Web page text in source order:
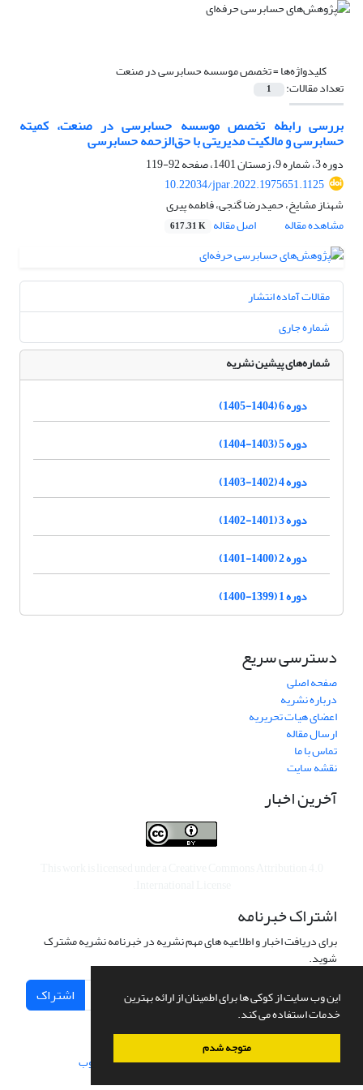
این وب سایت از کوکی ها برای اطمینان از ارائه بهترین
خدمات استفاده می کند.
متوجه شدم
کلیدواژه‌ها =تخصص موسسه حسابرسی در صنعت
تعداد مقالات: 1
بررسی رابطه تخصص موسسه حسابرسی در صنعت، کمیته
حسابرسی و مالکیت مدیریتی با حق‌الزحمه حسابرسی
دوره 3، شماره 9، زمستان 1401، صفحه
92-119
10.22034/jpar.2022.1975651.1125
شهناز مشایخ، حمیدرضا گنجی، فاطمه پیری
مشاهده مقاله
اصل مقاله 617.31 K
مقالات آماده انتشار
شماره جاری
شماره‌های پیشین نشریه
دوره 6 (1404-1405)
دوره 5 (1403-1404)
دوره 4 (1402-1403)
دوره 3 (1401-1402)
دوره 2 (1400-1401)
دوره 1 (1399-1400)
دسترسی سریع
صفحه اصلی
درباره نشریه
اعضای هیات تحریریه
ارسال مقاله
تماس با ما
نقشه سایت
آخرین اخبار
اشتراک خبرنامه
برای دریافت اخبار و اطلاعیه های مهم نشریه در خبرنامه نشریه مشترک
شوید.
اشتراک
سامانه مدیریت نشریات علمی.طراحی و پیاده سازی از سیناوب